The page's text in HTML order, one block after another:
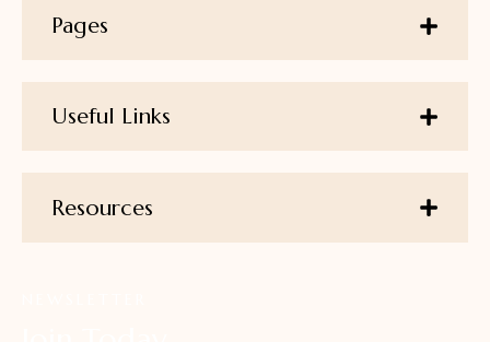
Pages
Useful Links
Resources